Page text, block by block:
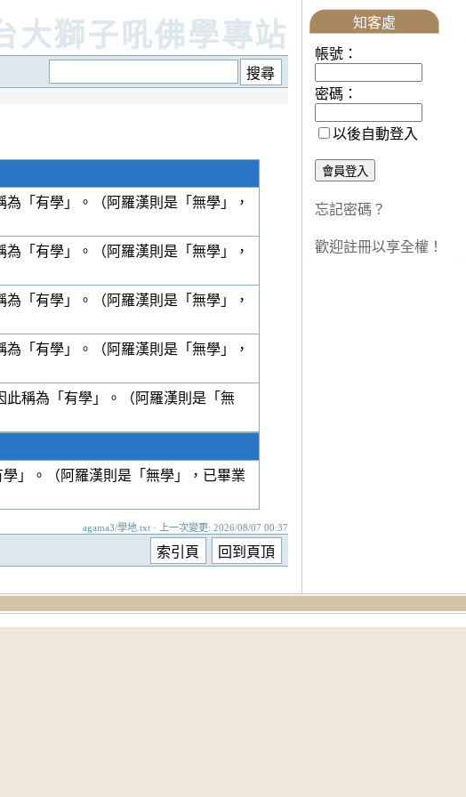
大獅子吼佛學專站
「有學」。（阿羅漢則是「無學」，
「有學」。（阿羅漢則是「無學」，
「有學」。（阿羅漢則是「無學」，
「有學」。（阿羅漢則是「無學」，
稱為「有學」。（阿羅漢則是「無
」。（阿羅漢則是「無學」，已畢業
agama3/學地.txt · 上一次變更: 2026/08/07 00:37
知客處
帳號：
密碼：
以後自動登入
忘記密碼？
歡迎註冊以享全權！